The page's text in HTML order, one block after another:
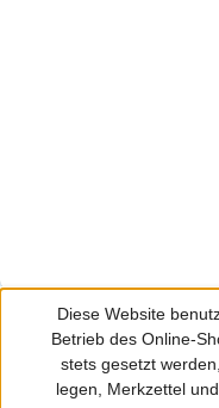
Diese Website
Betrieb des Online-
stets gesetzt
legen, Merkzettel